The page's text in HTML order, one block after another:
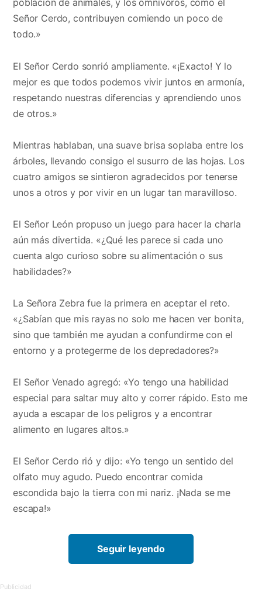
población de animales, y los omnívoros, como el
Señor Cerdo, contribuyen comiendo un poco de
todo.»
El Señor Cerdo sonrió ampliamente. «¡Exacto! Y lo
mejor es que todos podemos vivir juntos en armonía,
respetando nuestras diferencias y aprendiendo unos
de otros.»
Mientras hablaban, una suave brisa soplaba entre los
árboles, llevando consigo el susurro de las hojas. Los
cuatro amigos se sintieron agradecidos por tenerse
unos a otros y por vivir en un lugar tan maravilloso.
El Señor León propuso un juego para hacer la charla
aún más divertida. «¿Qué les parece si cada uno
cuenta algo curioso sobre su alimentación o sus
habilidades?»
La Señora Zebra fue la primera en aceptar el reto.
«¿Sabían que mis rayas no solo me hacen ver bonita,
sino que también me ayudan a confundirme con el
entorno y a protegerme de los depredadores?»
El Señor Venado agregó: «Yo tengo una habilidad
especial para saltar muy alto y correr rápido. Esto me
ayuda a escapar de los peligros y a encontrar
alimento en lugares altos.»
El Señor Cerdo rió y dijo: «Yo tengo un sentido del
olfato muy agudo. Puedo encontrar comida
escondida bajo la tierra con mi nariz. ¡Nada se me
escapa!»
Seguir leyendo